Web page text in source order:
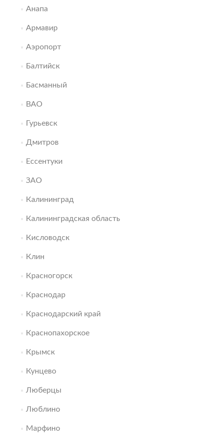
Анапа
Армавир
Аэропорт
Балтийск
Басманный
ВАО
Гурьевск
Дмитров
Ессентуки
ЗАО
Калининград
Калининградская область
Кисловодск
Клин
Красногорск
Краснодар
Краснодарский край
Краснопахорское
Крымск
Кунцево
Люберцы
Люблино
Марфино